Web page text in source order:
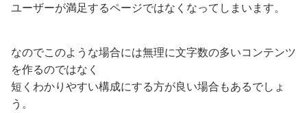
ユーザーが満足するページではなくなってしまいます。
なのでこのような場合には無理に文字数の多いコンテンツ
を作るのではなく
短くわかりやすい構成にする方が良い場合もあるでしょ
う。